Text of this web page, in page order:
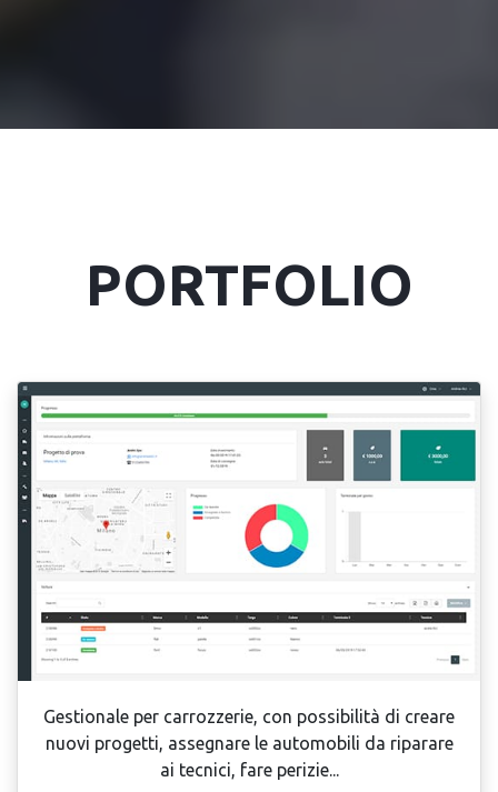
PORTFOLIO
Gestionale per carrozzerie, con possibilità di creare
nuovi progetti, assegnare le automobili da riparare
ai tecnici, fare perizie...